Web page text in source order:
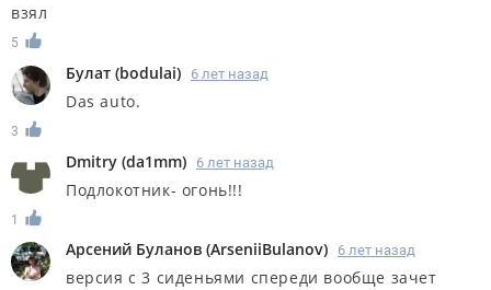
взял
5
Булат (bodulai) 6 лет назад
Das auto.
3
Dmitry (da1mm) 6 лет назад
Подлокотник- огонь!!!
1
Арсений Буланов (ArseniiBulanov) 6 лет назад
версия с 3 сиденьями спереди вообще зачет